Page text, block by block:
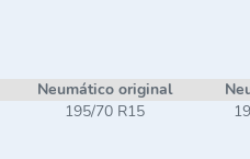
Neumático original
195/70 R15